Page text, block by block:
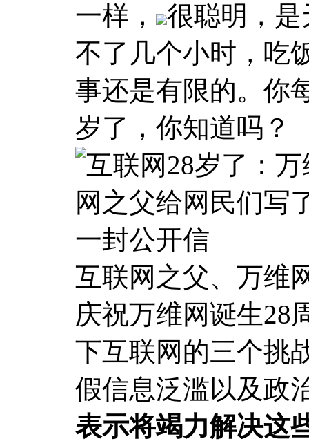
一样，
很聪明，
不了几个小时，吃
事还是有限的。你
岁了，你知道吗？
互联网之父、万维
庆祝万维网诞生28
下互联网的三个
假信息泛滥以及政
表示将竭力解决这